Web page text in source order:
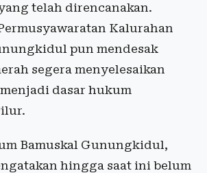
telah direncanakan.
Kalurahan
pun mendesak
segera menyelesaikan
dasar hukum
Bamuskal Gunungkidul,
hingga saat ini belum